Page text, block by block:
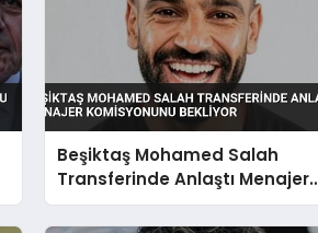
Beşiktaş Mohamed Salah
Transferinde Anlaştı Menajer
Komisyonunu Bekliyor